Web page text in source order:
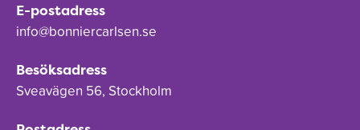
E-postadress
info@bonniercarlsen.se
Besöksadress
Sveavägen 56, Stockholm